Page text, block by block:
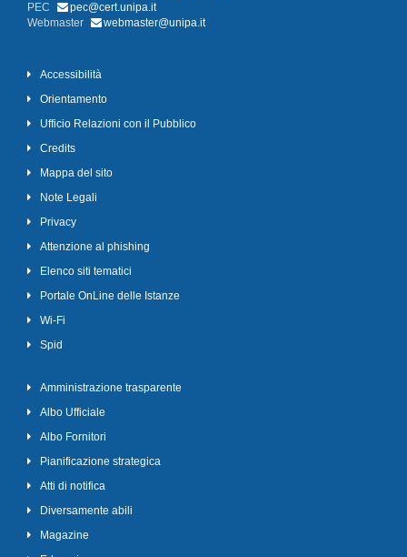
PEC
pec@cert.unipa.it
Webmaster
webmaster@unipa.it
Accessibilità
Orientamento
Ufficio Relazioni con il Pubblico
Credits
Mappa del sito
Note Legali
Privacy
Attenzione al phishing
Elenco siti tematici
Portale OnLine delle Istanze
Wi-Fi
Spid
Amministrazione trasparente
Albo Ufficiale
Albo Fornitori
Pianificazione strategica
Atti di notifica
Diversamente abili
Magazine